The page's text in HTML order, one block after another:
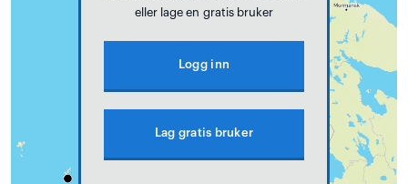
eller lage en gratis bruker
Logg inn
Lag gratis bruker